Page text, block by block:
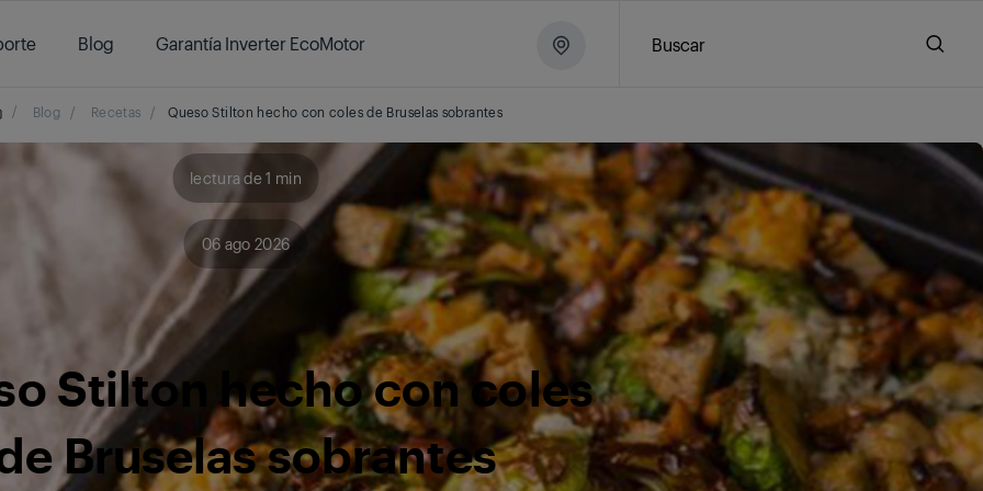
Blog Garantía Inverter EcoMotor Buscar
/ Blog / Recetas / Queso Stilton hecho con coles de Bruselas sobrantes
lectura de 1 min
06 ago 2026
Stilton hecho con coles
Bruselas sobrantes